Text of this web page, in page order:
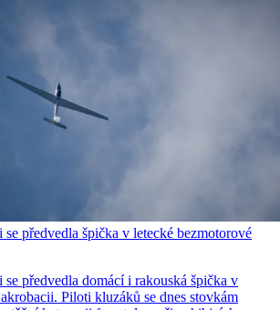
předvedla špička v letecké bezmotorové
předvedla domácí i rakouská špička v
Piloti kluzáků se dnes stovkám